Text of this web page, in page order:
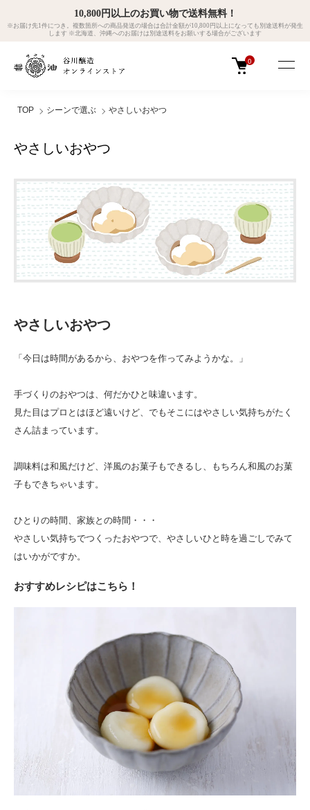
10,800円以上のお買い物で送料無料！
※お届け先1件につき。複数箇所への商品発送の場合は合計金額が10,800円以上になっても別途送料が発生
します ※北海道、沖縄へのお届けは別途送料をお願いする場合がございます
0
TOP シーンで選ぶ やさしいおやつ
やさしいおやつ
やさしいおやつ
「今日は時間があるから、おやつを作ってみようかな。」
手づくりのおやつは、何だかひと味違います。
見た目はプロとはほど遠いけど、でもそこにはやさしい気持ちがたく
さん詰まっています。
調味料は和風だけど、洋風のお菓子もできるし、もちろん和風のお菓
子もできちゃいます。
ひとりの時間、家族との時間・・・
やさしい気持ちでつくったおやつで、やさしいひと時を過ごしでみて
はいかがですか。
おすすめレシピはこちら！